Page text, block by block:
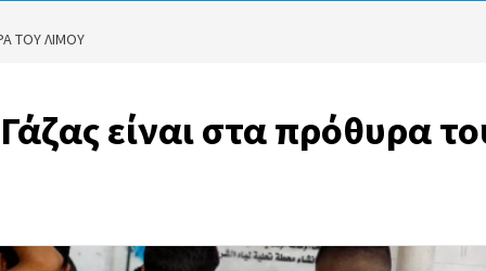
ΤΟΥ ΛΙΜΟΎ
είναι στα πρόθυρα